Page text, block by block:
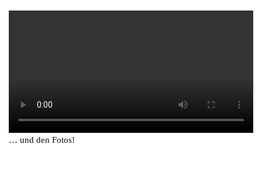
… und den Fotos!